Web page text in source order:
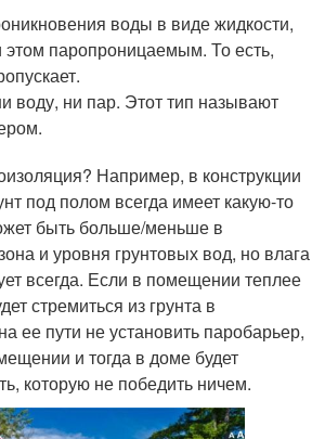
воды в виде жидкости,
этом паропроницаемым. То есть,
воду, ни пар. Этот тип называют
Например, в конструкции
под полом всегда имеет какую-то
быть больше/меньше в
и уровня грунтовых вод, но влага
всегда. Если в помещении теплее
стремиться из грунта в
ее пути не установить паробарьер,
и тогда в доме будет
которую не победить ничем.